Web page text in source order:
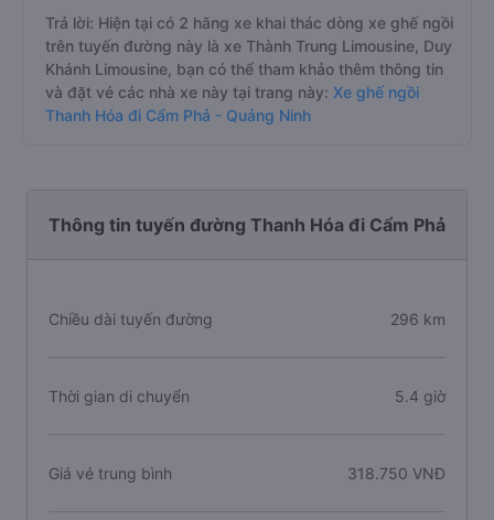
Trả lời: Hiện tại có 2 hãng xe khai thác dòng xe ghế ngồi
trên tuyến đường này là xe Thành Trung Limousine, Duy
Khánh Limousine, bạn có thể tham khảo thêm thông tin
và đặt vé các nhà xe này tại trang này: Xe ghế ngồi
Thanh Hóa đi Cẩm Phả - Quảng Ninh
Thông tin tuyến đường Thanh Hóa đi Cẩm Phả
Chiều dài tuyến đường 296 km
Thời gian di chuyển 5.4 giờ
Giá vé trung bình 318.750 VNĐ